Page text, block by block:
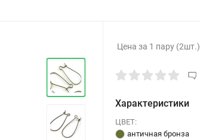
Цена за 1 пару (2шт.)
Характеристики
ЦВЕТ:
античная бронза